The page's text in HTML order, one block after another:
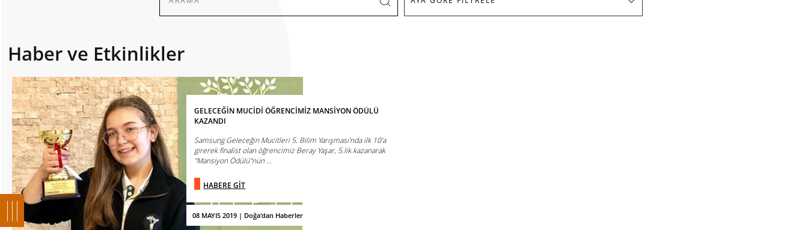
Haber ve Etkinlikler
08 MAYIS 2019 | Doğa'dan Haberler
GELECEĞİN MUCİDİ ÖĞRENCİMİZ MANSİYON ÖDÜLÜ
KAZANDI
Samsung Geleceğin Mucitleri 5. Bilim Yarışması'nda ilk 10'a
girerek finalist olan öğrencimiz Beray Yaşar, 5.lik kazanarak
"Mansiyon Ödülü"nün ...
HABERE GİT